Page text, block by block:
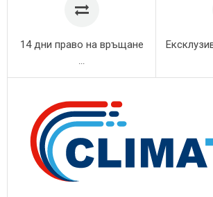
14 дни право на връщане